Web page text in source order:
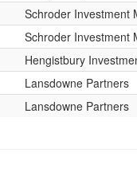
Schroder Investment
Schroder Investment
Hengistbury
Lansdowne Partners
Lansdowne Partners